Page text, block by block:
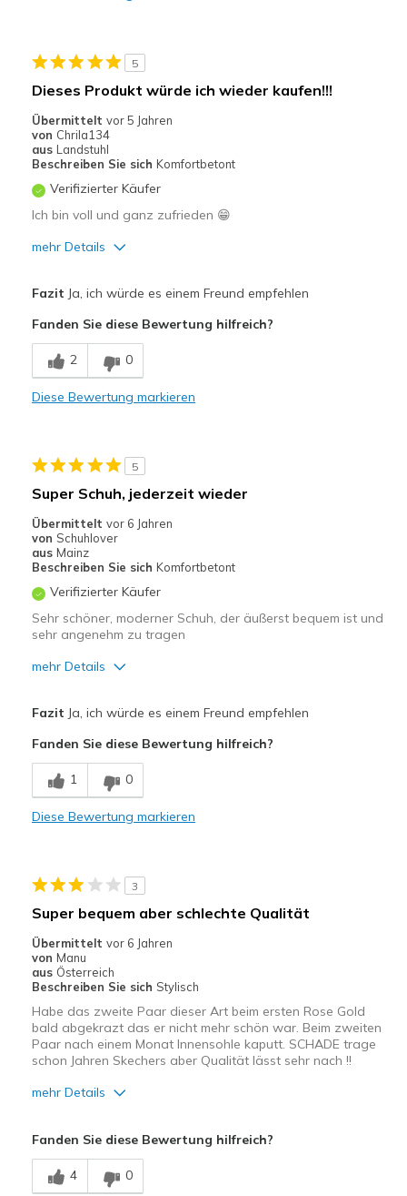
Freizeitkleidung
Breite
Größe
Meine Meinung zu
Ersatzpaar für alte
5
Dieses Produkt würde ich wieder kaufen!!!
Übermittelt vor 5 Jahren
von Chrila134
aus Landstuhl
Beschreiben Sie sich Komfortbetont
Verifizierter Käufer
Ich bin voll und ganz zufrieden 😁
mehr Details
Bequem
Leicht
Größe
Meine Meinung zu
Schuhen
Fazit Ja, ich würde es einem Freund empfehlen
Fanden Sie diese Bewertung hilfreich?
2 0
Diese Bewertung markieren
5
Super Schuh, jederzeit wieder
Übermittelt vor 6 Jahren
von Schuhlover
aus Mainz
Beschreiben Sie sich Komfortbetont
Verifizierter Käufer
Sehr schöner, moderner Schuh, der äußerst bequem ist und
sehr angenehm zu tragen
mehr Details
Bequem
Leicht
Auf der Arbeit
Breite
Größe
Meine Meinung zu Schuhen
Ich liebe Schuhe
Fazit Ja, ich würde es einem Freund empfehlen
Fanden Sie diese Bewertung hilfreich?
1 0
Diese Bewertung markieren
3
Super bequem aber schlechte Qualität
Übermittelt vor 6 Jahren
von Manu
aus Österreich
Beschreiben Sie sich Stylisch
Habe das zweite Paar dieser Art beim ersten Rose Gold
bald abgekrazt das er nicht mehr schön war. Beim zweiten
Paar nach einem Monat Innensohle kaputt. SCHADE trage
schon Jahren Skechers aber Qualität lässt sehr nach !!
mehr Details
Hübsch
Fanden Sie diese Bewertung hilfreich?
4 0